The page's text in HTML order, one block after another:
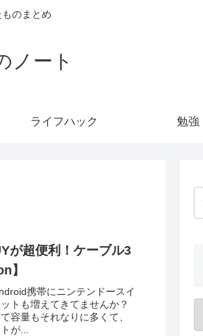
のまとめ
ノート
ライフハック 勉強
が超便利！ケーブル3
】
携帯にニンテンドースイ
トも増えてきてませんか？
容量もそれなりに多くて、
が...